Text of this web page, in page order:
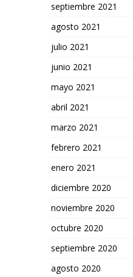
septiembre 2021
agosto 2021
julio 2021
junio 2021
mayo 2021
abril 2021
marzo 2021
febrero 2021
enero 2021
diciembre 2020
noviembre 2020
octubre 2020
septiembre 2020
agosto 2020